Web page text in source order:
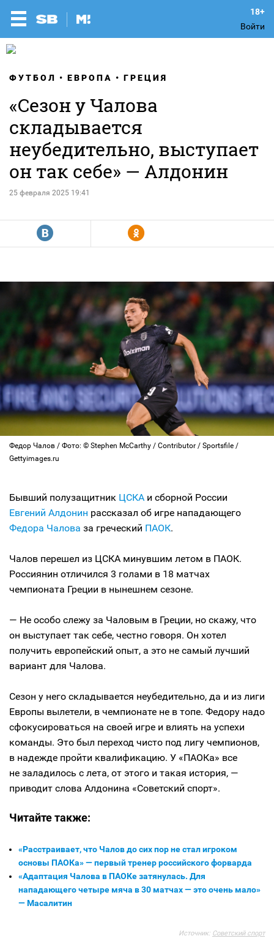
Войти
ФУТБОЛ ЕВРОПА ГРЕЦИЯ
«Сезон у Чалова
складывается
неубедительно, выступает
он так себе» — Алдонин
25 февраля 2025 19:41
R Y
Федор Чалов / Фото: © Stephen McCarthy / Contributor / Sportsfile /
Gettyimages.ru
Бывший полузащитник ЦСКА и сборной России
Евгений Алдонин рассказал об игре нападающего
Федора Чалова за греческий ПАОК.
Чалов перешел из ЦСКА минувшим летом в ПАОК.
Россиянин отличился 3 голами в 18 матчах
чемпионата Греции в нынешнем сезоне.
— Не особо слежу за Чаловым в Греции, но скажу, что
он выступает так себе, честно говоря. Он хотел
получить европейский опыт, а это не самый лучший
вариант для Чалова.
Сезон у него складывается неубедительно, да и из лиги
Европы вылетели, в чемпионате не в топе. Федору надо
сфокусироваться на своей игре и влиять на успехи
команды. Это был переход чисто под лигу чемпионов,
в надежде пройти квалификацию. У «ПАОКа» все
не заладилось с лета, от этого и такая история, —
приводит слова Алдонина «Советский спорт».
Читайте также:
«Расстраивает, что Чалов до сих пор не стал игроком
основы ПАОКа» — первый тренер российского форварда
«Адаптация Чалова в ПАОКе затянулась. Для
нападающего четыре мяча в 30 матчах — это очень мало»
— Масалитин
Источник: Советский спорт